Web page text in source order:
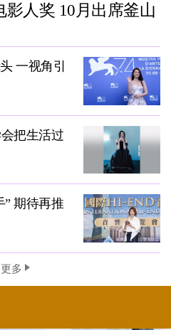
人奖 10月出席釜山
一视角引
把生活过
” 期待再推
更多